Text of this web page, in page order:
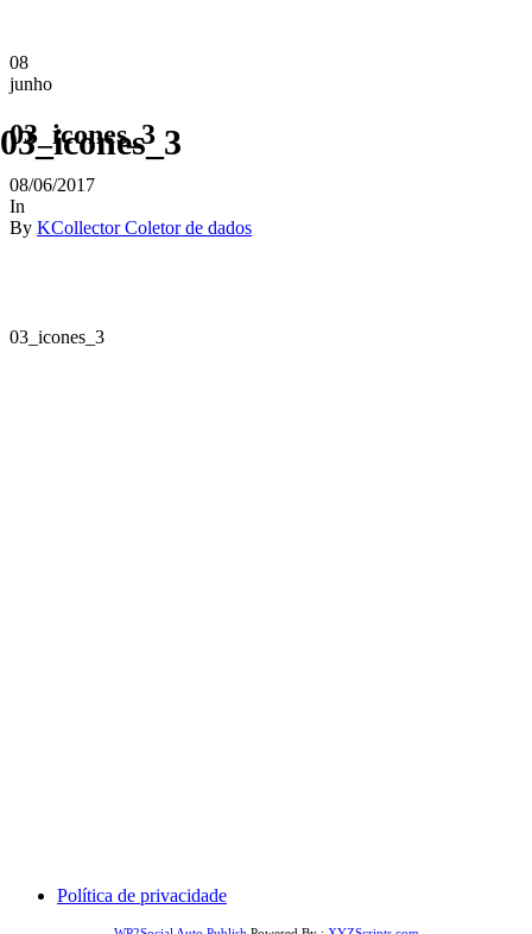
03_icones_3
08
junho
03_icones_3
08/06/2017
In
By KCollector Coletor de dados
03_icones_3
Política de privacidade